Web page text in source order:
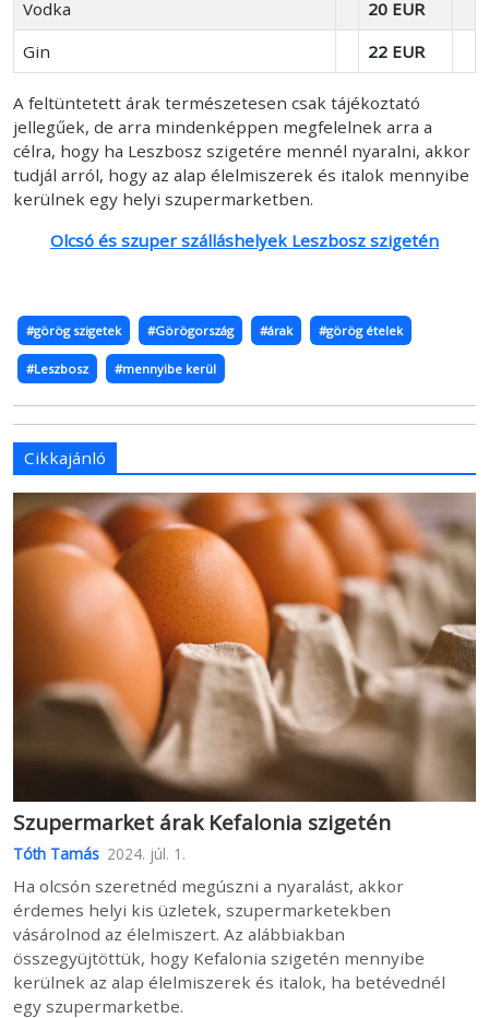
Vodka
20 EUR
Gin
22 EUR
A feltüntetett árak természetesen csak tájékoztató
jellegűek, de arra mindenképpen megfelelnek arra a
célra, hogy ha Leszbosz szigetére mennél nyaralni, akkor
tudjál arról, hogy az alap élelmiszerek és italok mennyibe
kerülnek egy helyi szupermarketben.
Olcsó és szuper szálláshelyek Leszbosz szigetén
#görög szigetek #Görögország #árak #görög ételek
#Leszbosz #mennyibe kerül
Cikkajánló
Szupermarket árak Kefalonia szigetén
Tóth Tamás 2024. júl. 1.
Ha olcsón szeretnéd megúszni a nyaralást, akkor
érdemes helyi kis üzletek, szupermarketekben
vásárolnod az élelmiszert. Az alábbiakban
összegyüjtöttük, hogy Kefalonia szigetén mennyibe
kerülnek az alap élelmiszerek és italok, ha betévednél
egy szupermarketbe.